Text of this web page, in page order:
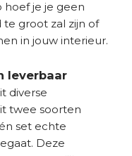
hoef je je geen
groot zal zijn of
in jouw interieur.
leverbaar
diverse
twee soorten
set echte
Deze